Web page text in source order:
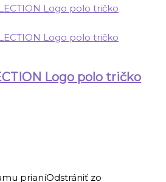
Logo polo tričko
prianíOdstrániť zo